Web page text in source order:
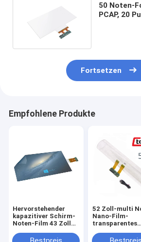
50 Noten-
PCAP, 20
Fortsetzen
Empfohlene Produkte
Hervorstehender
kapazitiver Schirm-
Noten-Film 43 Zoll
Schnittstelle
52 Zoll-multi
Nano-Film-
transparentes
staubdichtes